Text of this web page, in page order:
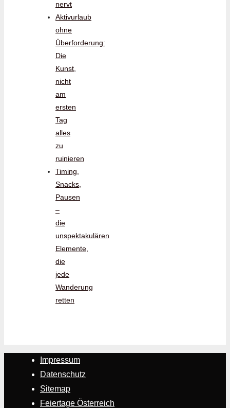
nervt
Aktivurlaub
ohne
Überforderung:
Die
Kunst,
nicht
am
ersten
Tag
alles
zu
ruinieren
Timing,
Snacks,
Pausen
–
die
unspektakulären
Elemente,
die
jede
Wanderung
retten
Impressum
Datenschutz
Sitemap
Feiertage Österreich